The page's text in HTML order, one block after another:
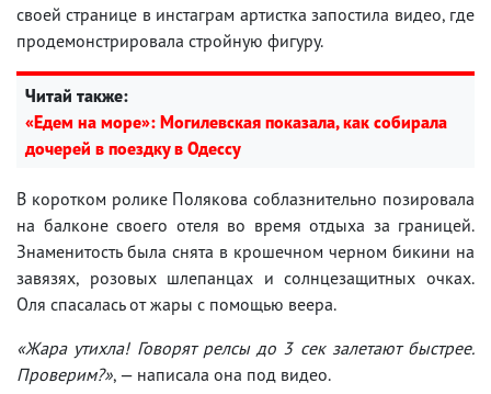
своей странице в инстаграм артистка запостила видео, где
продемонстрировала стройную фигуру.
Читай также:
«Едем на море»: Могилевская показала, как собирала
дочерей в поездку в Одессу
В коротком ролике Полякова соблазнительно позировала
на балконе своего отеля во время отдыха за границей.
Знаменитость была снята в крошечном черном бикини на
завязях, розовых шлепанцах и солнцезащитных очках.
Оля спасалась от жары с помощью веера.
«Жара утихла! Говорят релсы до 3 сек залетают быстрее.
Проверим?», — написала она под видео.